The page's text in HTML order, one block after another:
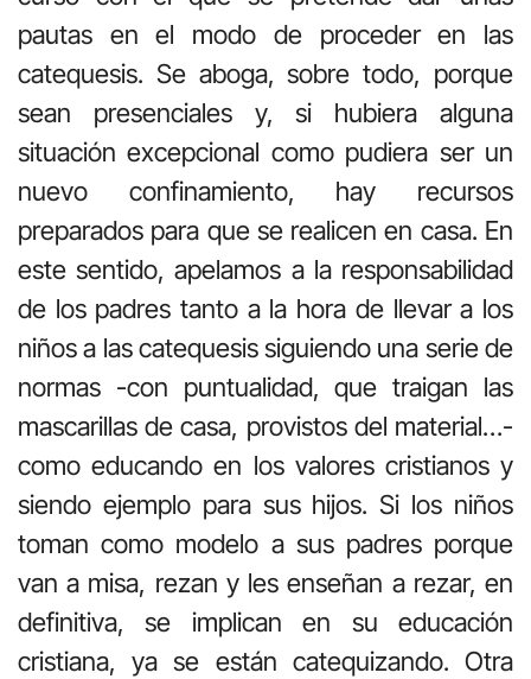
pautas en el modo de proceder en las
catequesis. Se aboga, sobre todo, porque
sean presenciales y, si hubiera alguna
situación excepcional como pudiera ser un
nuevo confinamiento, hay recursos
preparados para que se realicen en casa. En
este sentido, apelamos a la responsabilidad
de los padres tanto a la hora de llevar a los
niños a las catequesis siguiendo una serie de
normas -con puntualidad, que traigan las
mascarillas de casa, provistos del material…-
como educando en los valores cristianos y
siendo ejemplo para sus hijos. Si los niños
toman como modelo a sus padres porque
van a misa, rezan y les enseñan a rezar, en
definitiva, se implican en su educación
cristiana, ya se están catequizando. Otra